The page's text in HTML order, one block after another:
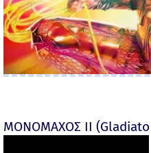
ΜΟΝΟΜΑΧΟΣ ΙΙ